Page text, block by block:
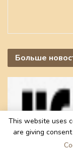
Больше
This website uses
are giving